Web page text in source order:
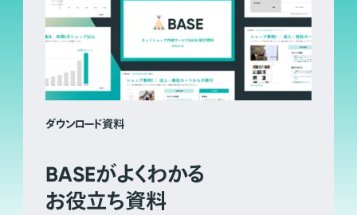
ダウンロード資料
BASEがよくわかる
お役立ち資料